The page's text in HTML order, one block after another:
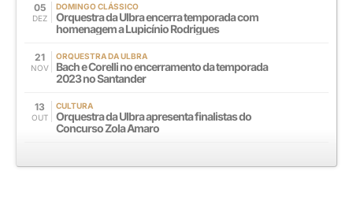
05
DEZ
DOMINGO CLÁSSICO
Orquestra da Ulbra encerra temporada com
homenagem a Lupicínio Rodrigues
21
NOV
ORQUESTRA DA ULBRA
Bach e Corelli no encerramento da temporada
2023 no Santander
13
OUT
CULTURA
Orquestra da Ulbra apresenta finalistas do
Concurso Zola Amaro